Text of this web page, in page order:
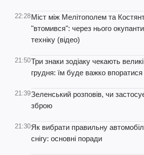
22:28Міст між Мелітополем та
"втомився": через нього
техніку (відео)
21:50Три знаки зодіаку чекають
грудня: їм буде важко
21:39Зеленський розповів, чи
зброю
21:30Як вибрати правильну
снігу: основні поради